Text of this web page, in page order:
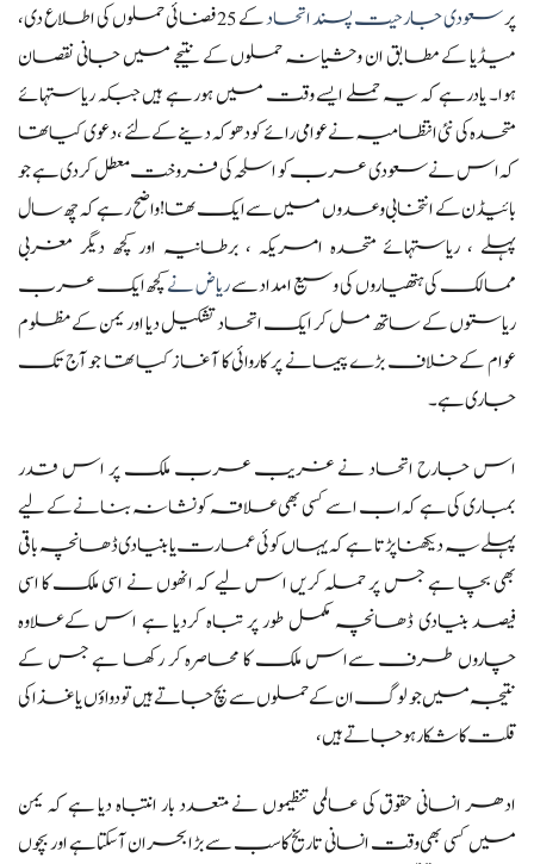
پرسعودی جارحیت پسند اتحاد
کے 25 فضائی حملوں کی اطلاع دی،
میڈیا کے مطابق ان وحشیانہ حملوں کے نتیجے میں جانی نقصان
ہوا۔ یادرہے کہ یہ حملے ایسے وقت میں ہورہے ہیں جبکہ ریاستہائے
متحدہ کی نئی انتظامیہ نے عوامی رائے کو دھوکہ دینے کے لئے ، دعوی کیا تھا
کہ اس نے سعودی عرب کو اسلحہ کی فروخت معطل کردی ہے جو
بائیڈن کے انتخابی وعدوں میں سے ایک تھا! واضح رہے کہ چھ سال
پہلے ، ریاستہائے متحدہ امریکہ ، برطانیہ اور کچھ دیگر مغربی
ممالک کی ہتھیاروں کی وسیع امداد سےریاض نےکچھ ایک عرب
ریاستوں کے ساتھ مل کر ایک اتحاد تشکیل دیا اور یمن کے مظلوم
عوام کے خلاف بڑے پیمانے پر کاروائی کا آغاز کیا تھا جو آج تک
جاری ہے ۔
اس جارح اتحاد نے غریب عرب ملک پر اس قدر
بمباری کی ہے کہ اب اسے کسی بھی علاقہ کو نشانہ بنانے کے لیے
پہلے یہ دیکھنا پڑتا ہے کہ یہاں کوئی عمارت یا بنیادی ڈھانچہ باقی
بھی بچا ہے جس پر حملہ کریں اس لیے کہ انھوں نے اسی ملک کا اسی
فیصد بنیادی ڈھانچہ مکمل طور پر تباہ کردیا ہے اس کےعلاوہ
چاروں طرف سےاس ملک کا محاصرہ کر رکھا ہے جس کے
نتیجہ میں جو لوگ ان کے حملوں سے بچ جاتے ہیں تو دواؤں یا غذا کی
قلت کا شکار ہو جاتے ہیں،
ادھر انسانی حقوق کی عالمی تنظیموں نے متعدد بار انتباہ دیا ہے کہ یمن
میں کسی بھی وقت انسانی تاریخ کا سب سے بڑا بحران آسکتا ہے اور بچوں